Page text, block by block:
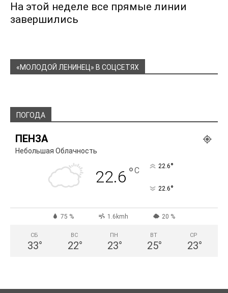
На этой неделе все прямые линии
завершились
«МОЛОДОЙ ЛЕНИНЕЦ» В СОЦСЕТЯХ
ПОГОДА
ПЕНЗА
Небольшая Облачность
22.6 °C 22.6°
22.6°
75 % 1.6kmh 20 %
СБ
33°
ВС
22°
ПН
23°
ВТ
25°
СР
23°